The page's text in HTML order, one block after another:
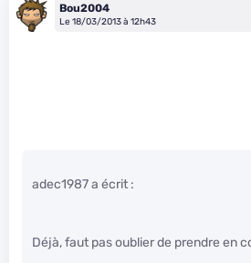
Bou2004
Le 18/03/2013 à 12h43
adec1987 a écrit :
Déjà, faut pas oublier de prendre en